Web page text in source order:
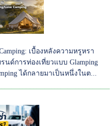
เบื้องหลังความหรูหรา
ด์การท่องเที่ยวแบบ Glamping
ได้กลายมาเป็นหนึ่งในต...